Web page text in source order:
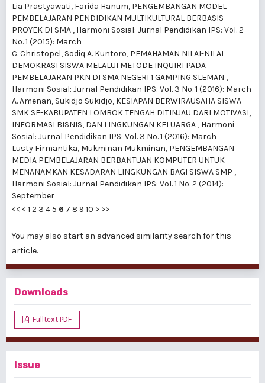
Lia Prastyawati, Farida Hanum, PENGEMBANGAN MODEL
PEMBELAJARAN PENDIDIKAN MULTIKULTURAL BERBASIS
PROYEK DI SMA , Harmoni Sosial: Jurnal Pendidikan IPS: Vol. 2
No. 1 (2015): March
C. Christopel, Sodiq A. Kuntoro, PEMAHAMAN NILAI-NILAI
DEMOKRASI SISWA MELALUI METODE INQUIRI PADA
PEMBELAJARAN PKN DI SMA NEGERI 1 GAMPING SLEMAN ,
Harmoni Sosial: Jurnal Pendidikan IPS: Vol. 3 No. 1 (2016): March
A. Amenan, Sukidjo Sukidjo, KESIAPAN BERWIRAUSAHA SISWA
SMK SE-KABUPATEN LOMBOK TENGAH DITINJAU DARI MOTIVASI,
INFORMASI BISNIS, DAN LINGKUNGAN KELUARGA , Harmoni
Sosial: Jurnal Pendidikan IPS: Vol. 3 No. 1 (2016): March
Lusty Firmantika, Mukminan Mukminan, PENGEMBANGAN
MEDIA PEMBELAJARAN BERBANTUAN KOMPUTER UNTUK
MENANAMKAN KESADARAN LINGKUNGAN BAGI SISWA SMP ,
Harmoni Sosial: Jurnal Pendidikan IPS: Vol. 1 No. 2 (2014):
September
<< < 1 2 3 4 5 6 7 8 9 10 > >>
You may also start an advanced similarity search for this
article.
Downloads
Fulltext PDF
Issue